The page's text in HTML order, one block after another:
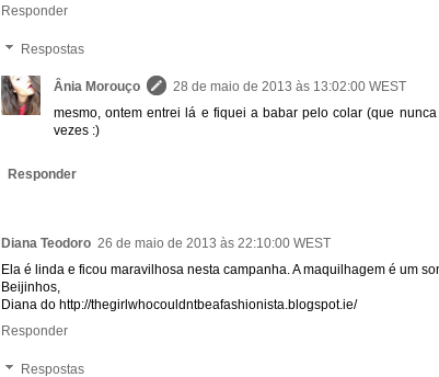
Responder
Respostas
Ânia Morouço
28 de maio de 2013 às 13:02:00 WEST
mesmo, ontem entrei lá e fiquei a babar pelo colar (que
vezes :)
Responder
Diana Teodoro 26 de maio de 2013 às 22:10:00 WEST
Ela é linda e ficou maravilhosa nesta campanha. A maquilhagem é um
Beijinhos,
Diana do http://thegirlwhocouldntbeafashionista.blogspot.ie/
Responder
Respostas